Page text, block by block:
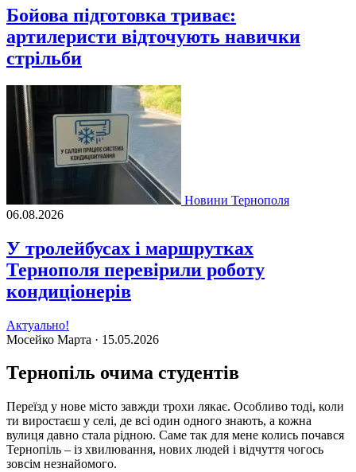
Бойова підготовка триває:
артилеристи відточують навички
стрільби
Новини Тернополя
06.08.2026
У тролейбусах і маршрутках
Тернополя перевірили роботу
кондиціонерів
Актуально!
Мосейко Марта · 15.05.2026
Тернопіль очима студентів
Переїзд у нове місто завжди трохи лякає. Особливо тоді, коли
ти виростаєш у селі, де всі один одного знають, а кожна
вулиця давно стала рідною. Саме так для мене колись почався
Тернопіль – із хвилювання, нових людей і відчуття чогось
зовсім незнайомого.